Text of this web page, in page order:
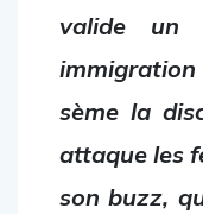
valide un
sème la
attaque les
son buzz,